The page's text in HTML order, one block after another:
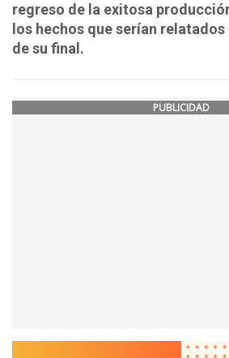
regreso de la exitosa
los hechos que serían relatados
de su final.
PUBLICIDAD